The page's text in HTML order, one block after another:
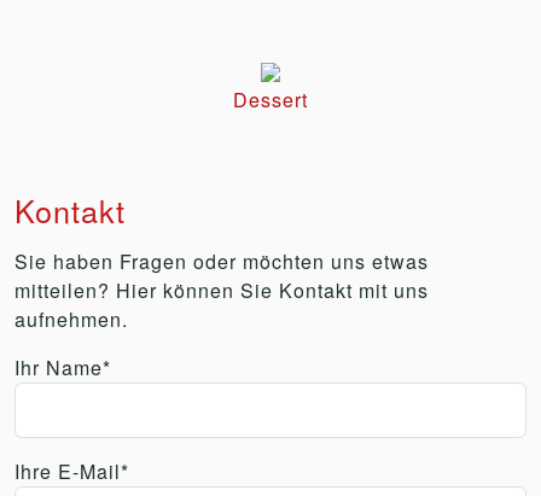
Dessert
Kontakt
Sie haben Fragen oder möchten uns etwas
mitteilen? Hier können Sie Kontakt mit uns
aufnehmen.
Ihr Name*
Ihre E-Mail*